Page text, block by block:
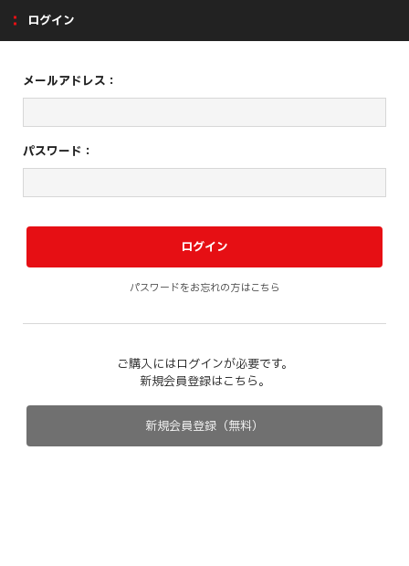
ログイン
メールアドレス：
パスワード：
パスワードをお忘れの方はこちら
ご購入にはログインが必要です。
新規会員登録はこちら。